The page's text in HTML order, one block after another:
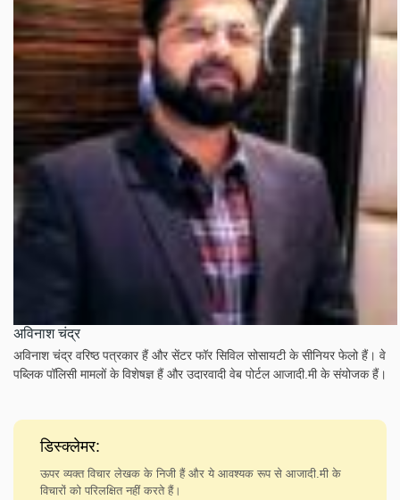
अविनाश चंद्र
अविनाश चंद्र वरिष्ठ पत्रकार हैं और सेंटर फॉर सिविल सोसायटी के सीनियर फेलो हैं। वे
पब्लिक पॉलिसी मामलों के विशेषज्ञ हैं और उदारवादी वेब पोर्टल आजादी.मी के संयोजक हैं।
डिस्क्लेमर:
ऊपर व्यक्त विचार लेखक के निजी हैं और ये आवश्यक रूप से आजादी.मी के
विचारों को परिलक्षित नहीं करते हैं।